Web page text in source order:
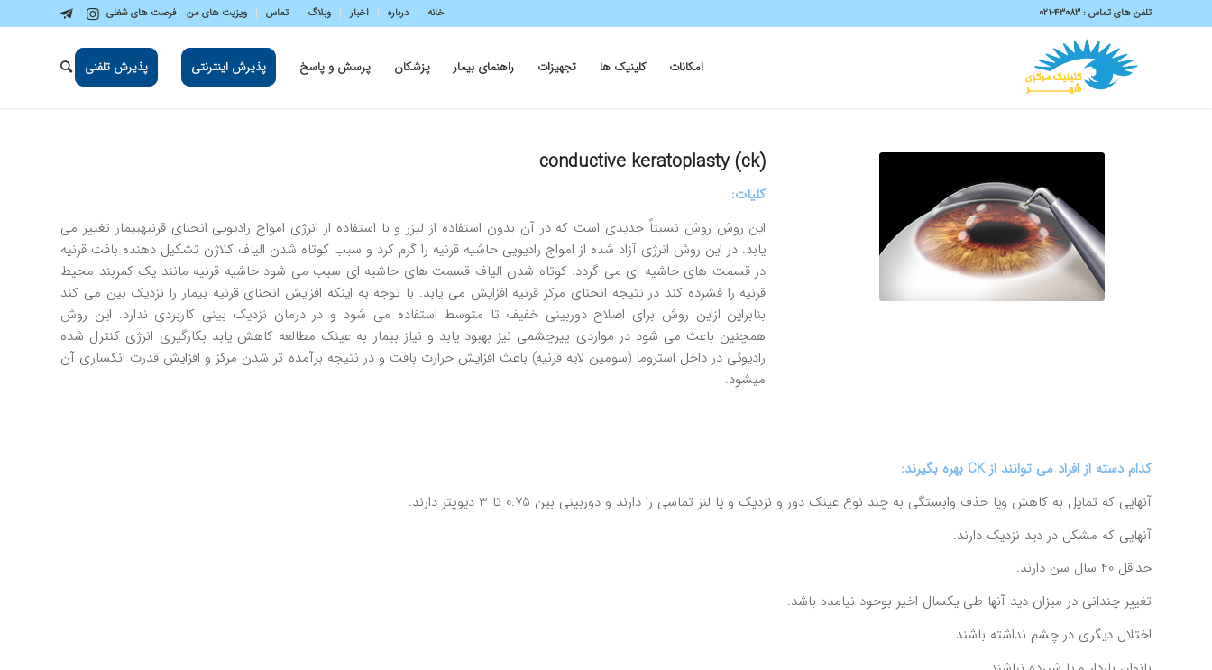
خانه درباره اخبار وبلاگ تماس ویزیت های من فرصت های شغلی تلفن های تماس : 43083-۰۲۱
امکانات کلینیک ها تجهیزات راهنمای بیمار پزشکان پرسش و پاسخ پذیرش اینترنتی پذیرش تلفنی
(conductive keratoplasty (ck
کلیات:
اين روش روش نسبتاً جديدي است كه در آن بدون استفاده از ليزر و با استفاده از انرژي امواج راديويي انحناي قرنيهبيمار تغيير مي
يابد. در اين روش انرژي آزاد شده از امواج راديويي حاشيه قرنيه را گرم كرد و سبب كوتاه شدن الياف كلاژن تشكيل دهنده بافت قرنيه
در قسمت هاي حاشيه اي مي گردد. كوتاه شدن الياف قسمت هاي حاشيه اي سبب مي شود حاشيه قرنيه مانند يك كمربند محيط
قرنيه را فشرده كند در نتيجه انحناي مركز قرنيه افزايش مي يابد. با توجه به اينكه افزايش انحناي قرنيه بيمار را نزديك بين مي كند
بنابراين ازاين روش براي اصلاح دوربيني خفيف تا متوسط استفاده مي شود و در درمان نزديك بيني كاربردي ندارد. اين روش
همچنين باعث مي شود در مواردي پيرچشمي نيز بهبود يابد و نياز بيمار به عينك مطالعه كاهش يابد بكارگيري انرژي كنترل شده
راديوئي در داخل استروما (سومين لايه قرنيه) باعث افزايش حرارت بافت و در نتيجه برآمده تر شدن مركز و افزايش قدرت انكساري آن
مي­شود.
كدام دسته از افراد مي توانند ازCK بهره بگيرند:
آنهايي كه تمايل به كاهش ويا حذف وابستگي به چند نوع عينك دور و نزديك و يا لنز تماسي را دارند و دوربيني بين 0.75 تا 3 ديوپتر دارند.
آنهايي كه مشكل در ديد نزديك دارند.
حداقل 40 سال سن دارند.
تغيير چنداني در ميزان ديد آنها طي يكسال اخير بوجود نيامده باشد.
اختلال ديگري در چشم نداشته باشند.